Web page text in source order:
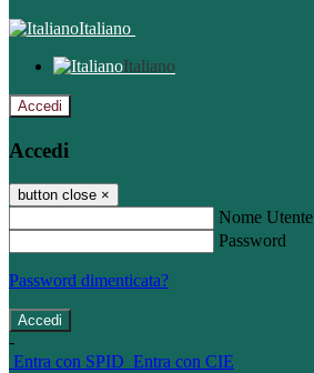
Italiano
Italiano
Accedi
Accedi
button close ×
Nome Utente
Password
Password dimenticata?
-
Entra con SPID Entra con CIE